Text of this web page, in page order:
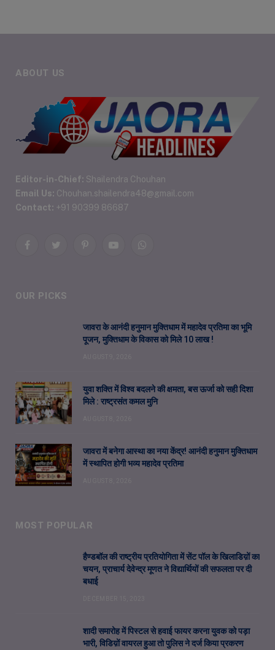
ABOUT US
Editor-in-Chief: Shailendra Chouhan
Email Us: Chouhan.shailendra48@gmail.com
Contact: +91 90399 86687
FacebookTwitterPinterestYouTubeWhatsApp
OUR PICKS
जावरा के आनंदी हनुमान मुक्तिधाम में महादेव प्रतिमा का भूमि
पूजन, मुक्तिधाम के विकास को मिले 10 लाख !
युवा शक्ति में विश्व बदलने की क्षमता, बस ऊर्जा को सही दिशा
मिले : राष्ट्रसंत कमल मुनि
जावरा में बनेगा आस्था का नया केंद्र! आनंदी हनुमान मुक्तिधाम
में स्थापित होगी भव्य महादेव प्रतिमा
MOST POPULAR
हैण्डबॉल की राष्ट्रीय प्रतियोगिता में सेंट पॉल के खिलाडिय़ों का
चयन, प्राचार्य देवेन्द्र मूणत ने विद्यार्थियों की सफलता पर दी
बधाई
शादी समारोह में पिस्टल से हवाई फायर करना युवक को पड़ा
भारी, विडिय़ों वायरल हुआ तो पुलिस ने दर्ज किया प्रकरण